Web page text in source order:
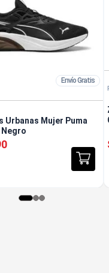
Envío Gratis
Urbanas Mujer Puma
Negro